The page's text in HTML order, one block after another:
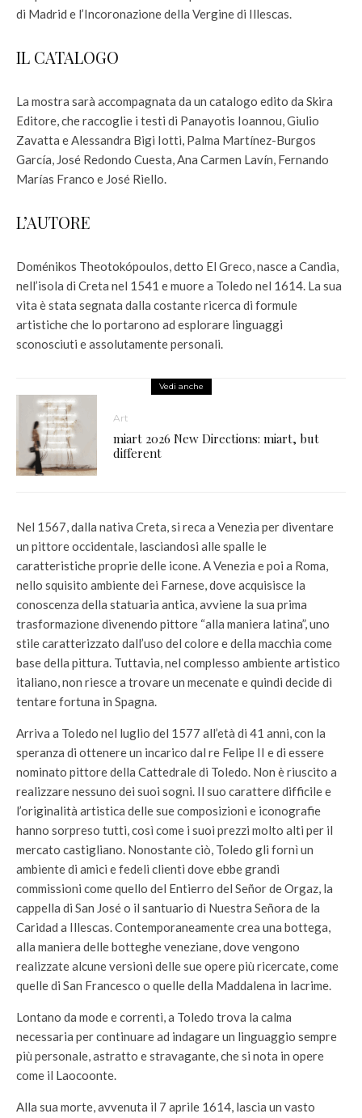
di Madrid e l’Incoronazione della Vergine di Illescas.
IL CATALOGO
La mostra sarà accompagnata da un catalogo edito da Skira
Editore, che raccoglie i testi di Panayotis Ioannou, Giulio
Zavatta e Alessandra Bigi Iotti, Palma Martínez-Burgos
García, José Redondo Cuesta, Ana Carmen Lavín, Fernando
Marías Franco e José Riello.
L’AUTORE
Doménikos Theotokópoulos, detto El Greco, nasce a Candia,
nell’isola di Creta nel 1541 e muore a Toledo nel 1614. La sua
vita è stata segnata dalla costante ricerca di formule
artistiche che lo portarono ad esplorare linguaggi
sconosciuti e assolutamente personali.
Vedi anche
Art
miart 2026 New Directions: miart, but
different
Nel 1567, dalla nativa Creta, si reca a Venezia per diventare
un pittore occidentale, lasciandosi alle spalle le
caratteristiche proprie delle icone. A Venezia e poi a Roma,
nello squisito ambiente dei Farnese, dove acquisisce la
conoscenza della statuaria antica, avviene la sua prima
trasformazione divenendo pittore “alla maniera latina”, uno
stile caratterizzato dall’uso del colore e della macchia come
base della pittura. Tuttavia, nel complesso ambiente artistico
italiano, non riesce a trovare un mecenate e quindi decide di
tentare fortuna in Spagna.
Arriva a Toledo nel luglio del 1577 all’età di 41 anni, con la
speranza di ottenere un incarico dal re Felipe II e di essere
nominato pittore della Cattedrale di Toledo. Non è riuscito a
realizzare nessuno dei suoi sogni. Il suo carattere difficile e
l’originalità artistica delle sue composizioni e iconografie
hanno sorpreso tutti, così come i suoi prezzi molto alti per il
mercato castigliano. Nonostante ciò, Toledo gli fornì un
ambiente di amici e fedeli clienti dove ebbe grandi
commissioni come quello del Entierro del Señor de Orgaz, la
cappella di San José o il santuario di Nuestra Señora de la
Caridad a Illescas. Contemporaneamente crea una bottega,
alla maniera delle botteghe veneziane, dove vengono
realizzate alcune versioni delle sue opere più ricercate, come
quelle di San Francesco o quelle della Maddalena in lacrime.
Lontano da mode e correnti, a Toledo trova la calma
necessaria per continuare ad indagare un linguaggio sempre
più personale, astratto e stravagante, che si nota in opere
come il Laocoonte.
Alla sua morte, avvenuta il 7 aprile 1614, lascia un vasto